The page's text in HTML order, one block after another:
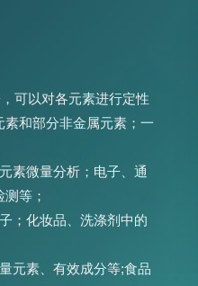
可以对各元素进行定性
和部分非金属元素；一
素微量分析；电子、通
等；
；化妆品、洗涤剂中的
元素、有效成分等;食品